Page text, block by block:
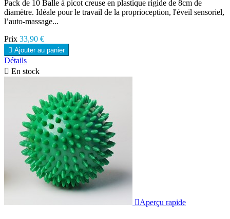
Pack de 10 Balle à picot creuse en plastique rigide de 8cm de
diamètre. Idéale pour le travail de la proprioception, l'éveil sensoriel,
l’auto-massage...
Prix 33,90 €
 Ajouter au panier
Détails
 En stock
Aperçu rapide